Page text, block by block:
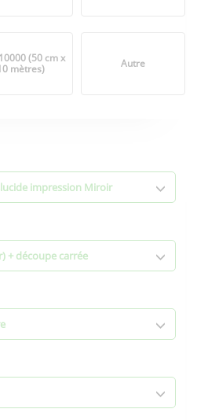
(50 cm x
mètres)
Autre
impression Miroir
+ découpe carrée